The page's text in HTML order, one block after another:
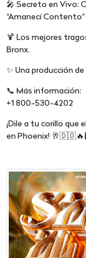
🎤 Secreto en Vivo:
"Amanecí Contento"
🍹 Los mejores
Bronx.
✨ Una producción
📞 Más información:
+1 800-530-4202
¡Dile a tu corillo que
en Phoenix!